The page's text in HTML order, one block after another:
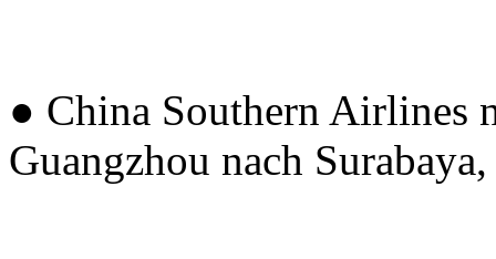
● China Southern Airlines
Guangzhou nach